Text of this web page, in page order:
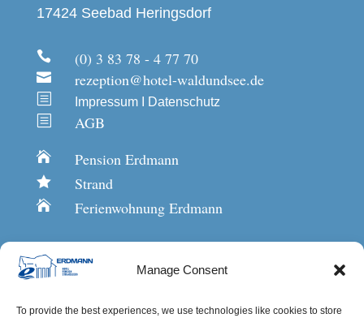
Manage Consent
To provide the best experiences, we use technologies like cookies to store
17424 Seebad Heringsdorf
 (0) 3 83 78 - 4 77 70
 rezeption@hotel-waldundsee.de
b ImpressumI Datenschutz
b AGB
 Pension Erdmann
 Strand
 Ferienwohnung Erdmann